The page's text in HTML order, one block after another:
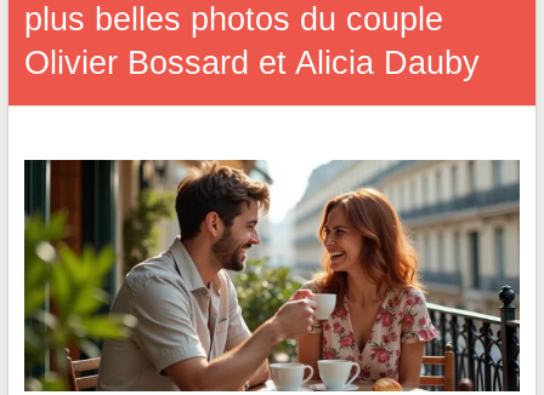
plus belles photos du couple
Olivier Bossard et Alicia Dauby